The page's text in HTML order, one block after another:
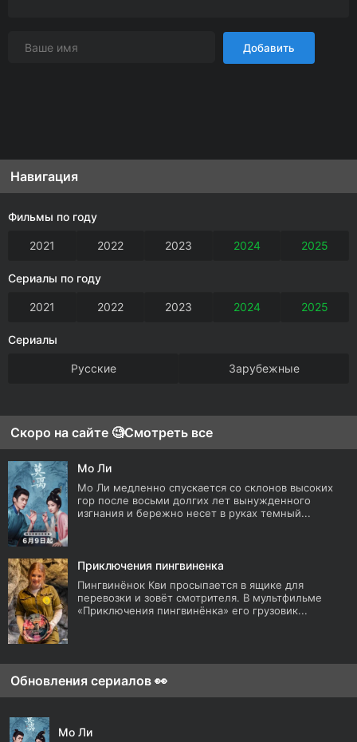
Добавить
Навигация
Фильмы по году
2021 2022 2023 2024 2025
Сериалы по году
2021 2022 2023 2024 2025
Сериалы
Русские Зарубежные
Скоро на сайте 🧐Смотреть все
Мо Ли
Мо Ли медленно спускается со склонов высоких
гор после восьми долгих лет вынужденного
изгнания и бережно несет в руках темный...
Приключения пингвиненка
Пингвинёнок Кви просыпается в ящике для
перевозки и зовёт смотрителя. В мультфильме
«Приключения пингвинёнка» его грузовик...
Обновления сериалов 👀
Мо Ли